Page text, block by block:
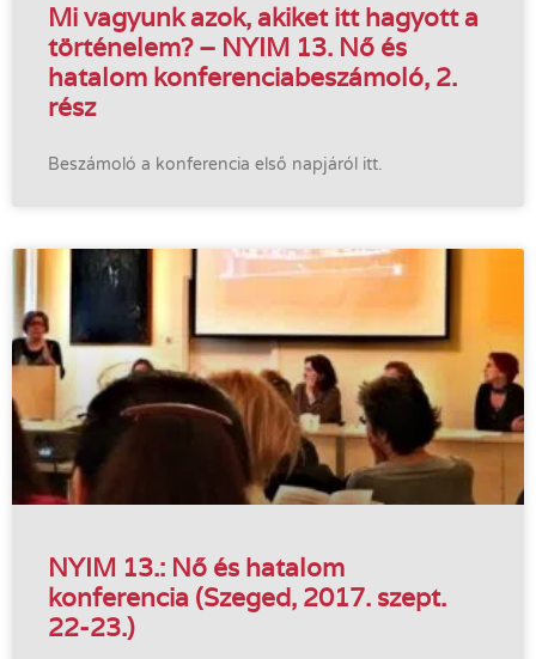
Mi vagyunk azok, akiket itt hagyott a
történelem? – NYIM 13. Nő és
hatalom konferenciabeszámoló, 2.
rész
Beszámoló a konferencia első napjáról itt.
NYIM 13.: Nő és hatalom
konferencia (Szeged, 2017. szept.
22-23.)